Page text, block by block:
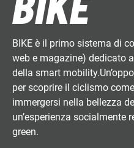
BIKE è il primo sistema di
web e magazine) dedicato
della smart
per scoprire il ciclismo
immergersi nella bellezza
un’esperienza socialmente
green.